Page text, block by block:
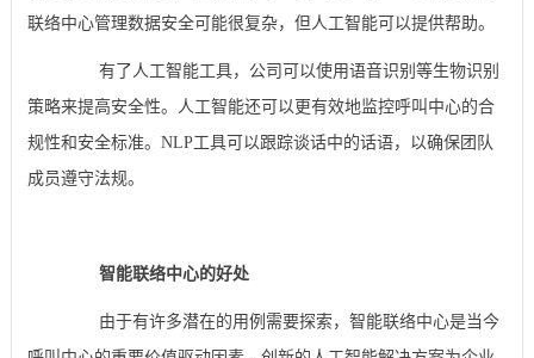
联络中心管理数据安全可能很复杂，但人工智能可以提供帮助。
有了人工智能工具，公司可以使用语音识别等生物识别
策略来提高安全性。人工智能还可以更有效地监控呼叫中心的合
规性和安全标准。NLP工具可以跟踪谈话中的话语，以确保团队
成员遵守法规。
智能联络中心的好处
由于有许多潜在的用例需要探索，智能联络中心是当今